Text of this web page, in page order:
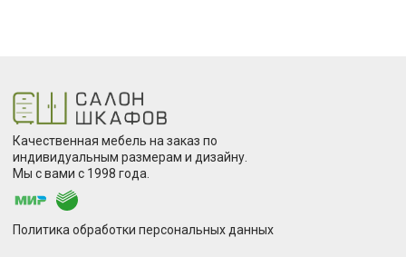
Качественная мебель на заказ по
индивидуальным размерам и дизайну.
Мы с вами с 1998 года.
Политика обработки персональных данных